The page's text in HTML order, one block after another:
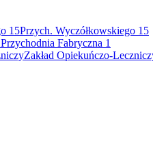
Przych. Wyczółkowskiego 15
Przychodnia Fabryczna 1
Zakład Opiekuńczo-